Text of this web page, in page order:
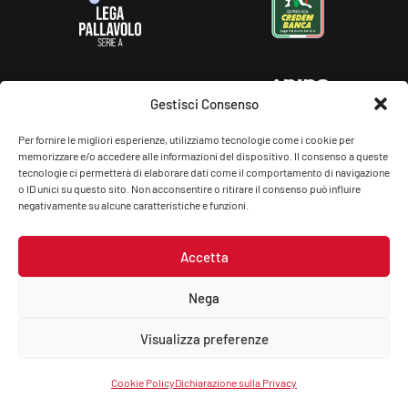
Gestisci Consenso
Per fornire le migliori esperienze, utilizziamo tecnologie come i cookie per
memorizzare e/o accedere alle informazioni del dispositivo. Il consenso a queste
tecnologie ci permetterà di elaborare dati come il comportamento di navigazione
o ID unici su questo sito. Non acconsentire o ritirare il consenso può influire
negativamente su alcune caratteristiche e funzioni.
Accetta
Nega
Visualizza preferenze
Cookie PolicyDichiarazione sulla Privacy
Gas Sales Bluenergy Volley Piacenza – You Energy Volley Ssdrl
P.Iva/C.F.: 01764660336
Privacy Policy–Cookie Policy